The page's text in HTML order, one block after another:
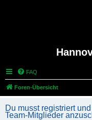
FAQ
Foren-Übersicht
Du musst registriert
Team-Mitglieder